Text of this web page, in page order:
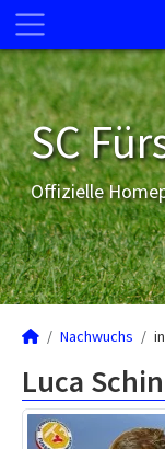
SC
Offizielle
Nachwuchs
Luca